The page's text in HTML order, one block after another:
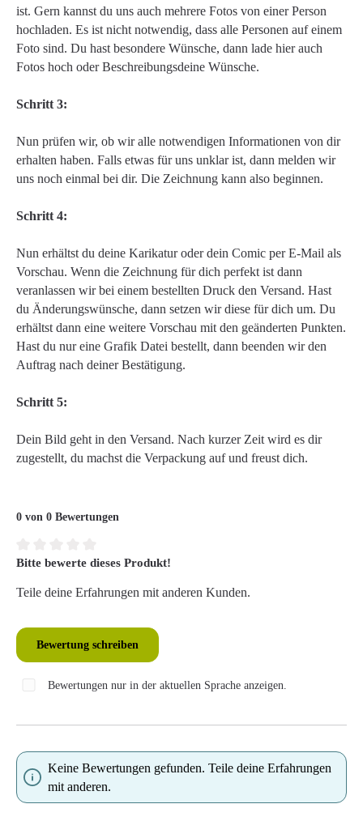
ist. Gern kannst du uns auch mehrere Fotos von einer Person
hochladen. Es ist nicht notwendig, dass alle Personen auf einem
Foto sind. Du hast besondere Wünsche, dann lade hier auch
Fotos hoch oder Beschreibungsdeine Wünsche.
Schritt 3:
Nun prüfen wir, ob wir alle notwendigen Informationen von dir
erhalten haben. Falls etwas für uns unklar ist, dann melden wir
uns noch einmal bei dir. Die Zeichnung kann also beginnen.
Schritt 4:
Nun erhältst du deine Karikatur oder dein Comic per E-Mail als
Vorschau. Wenn die Zeichnung für dich perfekt ist dann
veranlassen wir bei einem bestellten Druck den Versand. Hast
du Änderungswünsche, dann setzen wir diese für dich um. Du
erhältst dann eine weitere Vorschau mit den geänderten Punkten.
Hast du nur eine Grafik Datei bestellt, dann beenden wir den
Auftrag nach deiner Bestätigung.
Schritt 5:
Dein Bild geht in den Versand. Nach kurzer Zeit wird es dir
zugestellt, du machst die Verpackung auf und freust dich.
0 von 0 Bewertungen
Durchschnittliche Bewertung von 0 von 5 Sternen
Bitte bewerte dieses Produkt!
Teile deine Erfahrungen mit anderen Kunden.
Bewertung schreiben
Bewertungen nur in der aktuellen Sprache anzeigen.
Keine Bewertungen gefunden. Teile deine Erfahrungen
mit anderen.